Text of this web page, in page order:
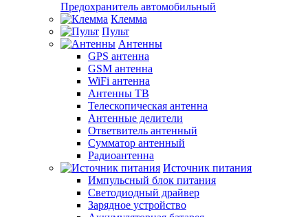
Предохранитель автомобильный
Клемма
Пульт
Антенны
GPS антенна
GSM антенна
WiFi антенна
Антенны ТВ
Телескопическая антенна
Антенные делители
Ответвитель антенный
Сумматор антенный
Радиоантенна
Источник питания
Импульсный блок питания
Светодиодный драйвер
Зарядное устройство